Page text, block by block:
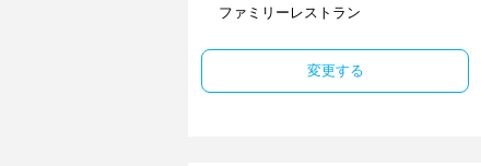
ファミリーレストラン
変更する